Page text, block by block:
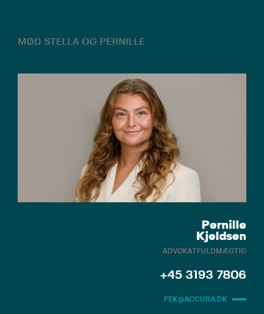
MØD STELLA OG PERNILLE
Pernille
Kjeldsen
ADVOKATFULDMÆGTIG
+45 3193 7806
PEK@ACCURA.DK